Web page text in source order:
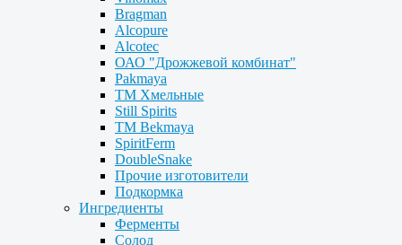
Bragman
Alcopure
Alcotec
ОАО "Дрожжевой комбинат"
Pakmaya
ТМ Хмельные
Still Spirits
ТМ Bekmaya
SpiritFerm
DoubleSnake
Прочие изготовители
Подкормка
Ингредиенты
Ферменты
Солод